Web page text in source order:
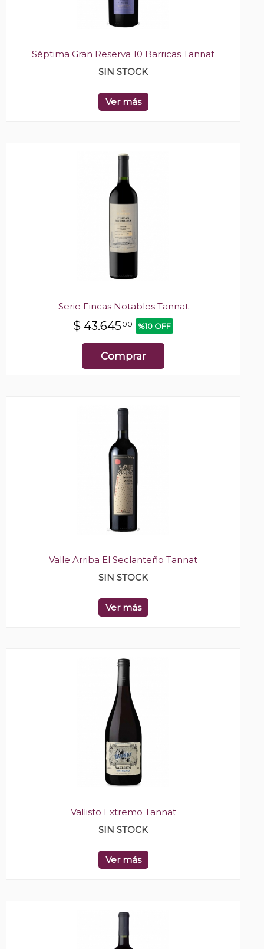
Séptima Gran Reserva 10 Barricas Tannat
SIN STOCK
Ver más
Serie Fincas Notables Tannat
$ 43.64500 %10 OFF
Comprar
Valle Arriba El Seclanteño Tannat
SIN STOCK
Ver más
Vallisto Extremo Tannat
SIN STOCK
Ver más